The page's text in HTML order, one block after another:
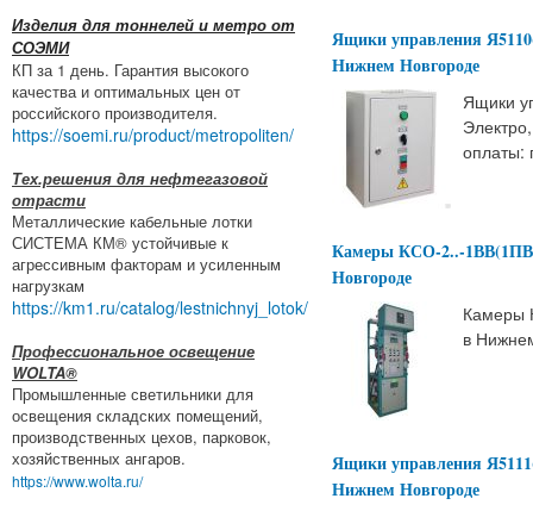
Изделия для тоннелей и метро от
СОЭМИ
КП за 1 день. Гарантия высокого
качества и оптимальных цен от
российского производителя.
https://soemi.ru/product/metropoliten/
Тех.решения для нефтегазовой
отрасти
Металлические кабельные лотки
СИСТЕМА КМ® устойчивые к
агрессивным факторам и усиленным
нагрузкам
https://km1.ru/catalog/lestnichnyj_lotok/
Профессиональное освещение
WOLTA®
Промышленные светильники для
освещения складских помещений,
производственных цехов, парковок,
хозяйственных ангаров.
https://www.wolta.ru/
Ящики управления
Нижнем Новгороде
Ящики
оплаты:
Камеры КСО-2..-
Новгороде
Камеры
в
Ящики управления
Нижнем Новгороде